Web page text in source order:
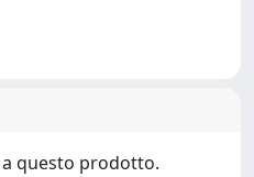
questo prodotto.